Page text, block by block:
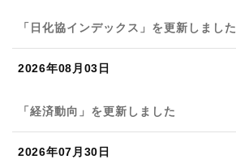
「日化協インデックス」を更新しました
2026年08月03日
「経済動向」を更新しました
2026年07月30日